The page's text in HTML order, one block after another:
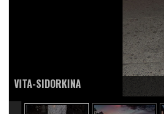
VITA-SIDORKINA